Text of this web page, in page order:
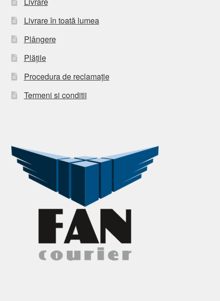
Livrare în toată lumea
Plângere
Plățile
Procedura de reclamație
Termeni si conditii